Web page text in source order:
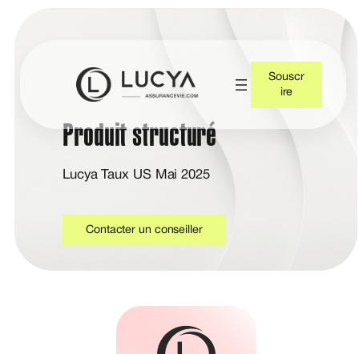
Souscr
ire
Produit structuré
Lucya Taux US Mai 2025
Contacter un conseiller